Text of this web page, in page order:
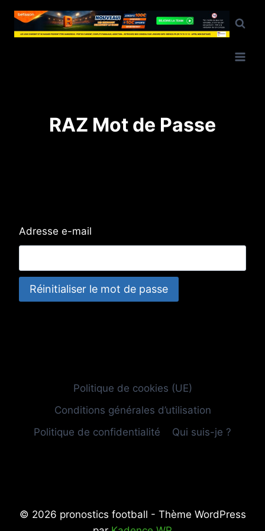
contenu
RAZ Mot de Passe
Adresse e-mail
Politique de cookies (UE)
Conditions générales d’utilisation
Politique de confidentialité
Qui suis-je ?
© 2026 pronostics football - Thème WordPress